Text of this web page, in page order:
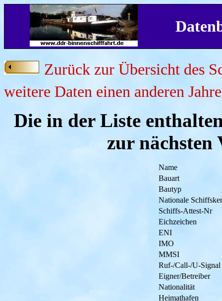
Zurück zur Übersicht des
weitere Daten einen anderen
Die in der Liste
zur nächsten
Name
Bauart
Bautyp
Nationale
Schiffs-Attest-Nr
Eichzeichen
ENI
IMO
MMSI
Ruf-/Call-/U-Signal
Eigner/Betreiber
Nationalität
Heimathafen